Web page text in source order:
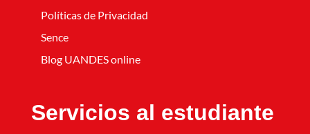
Políticas de Privacidad
Sence
Blog UANDES online
Servicios al estudiante